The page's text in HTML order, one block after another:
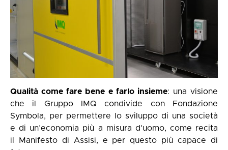
Qualità come fare bene e farlo insieme: una visione
che il Gruppo IMQ condivide con Fondazione
Symbola, per permettere lo sviluppo di una società
e di un’economia più a misura d’uomo, come recita
il
Manifesto di Assisi, e per questo più capace di